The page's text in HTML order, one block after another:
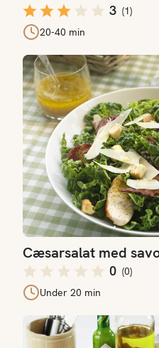
3 (1)
20-40 min
Cæsarsalat med
0 (0)
Under 20 min
Cæsarsalat med savoykål
Quinoasalat med